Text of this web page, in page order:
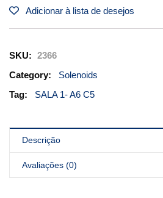
Adicionar à lista de desejos
SKU: 2366
Category:
Solenoids
Tag:
SALA 1- A6 C5
Descrição
Avaliações (0)